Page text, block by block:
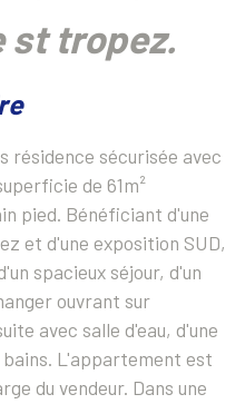
st tropez.
résidence sécurisée avec
de 61m²
pied. Bénéficiant d'une
et d'une exposition SUD,
spacieux séjour, d'un
ouvrant sur
avec salle d'eau, d'une
L'appartement est
du vendeur. Dans une